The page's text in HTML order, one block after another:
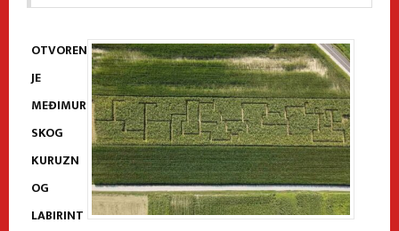
OTVOREN
JE
MEĐIMUR
SKOG
KURUZN
OG
LABIRINT